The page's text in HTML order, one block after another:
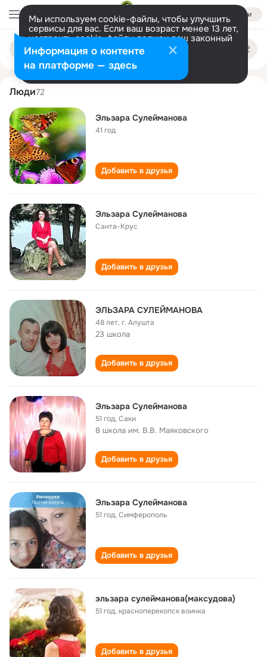
Войти
Мы используем cookie-файлы, чтобы улучшить
сервисы для вас. Если ваш возраст менее 13 лет,
настроить cookie-файлы должен ваш законный
представитель. Больше информации
Разрешить все Настроить
Поиск
людям
elzara suleymanova
Люди72
Эльзара Сулейманова
41 год
Добавить в друзья
Эльзара Сулейманова
Санта-Крус
Добавить в друзья
ЭЛЬЗАРА СУЛЕЙМАНОВА
48 лет,г. Алушта
23 школа
Добавить в друзья
Эльзара Сулейманова
51 год,Саки
8 школа им. В.В. Маяковского
Добавить в друзья
Эльзара Сулейманова
51 год,Симферополь
Добавить в друзья
эльзара сулейманова(максудова)
51 год,красноперекопск воинка
Добавить в друзья
Информация о контенте
на платформе — здесь